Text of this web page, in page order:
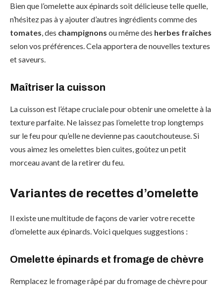
Bien que l’omelette aux épinards soit délicieuse telle quelle,
n’hésitez pas à y ajouter d’autres ingrédients comme des
tomates, des champignons ou même des herbes fraîches
selon vos préférences. Cela apportera de nouvelles textures
et saveurs.
Maîtriser la cuisson
La cuisson est l’étape cruciale pour obtenir une omelette à la
texture parfaite. Ne laissez pas l’omelette trop longtemps
sur le feu pour qu’elle ne devienne pas caoutchouteuse. Si
vous aimez les omelettes bien cuites, goûtez un petit
morceau avant de la retirer du feu.
Variantes de recettes d’omelette
Il existe une multitude de façons de varier votre recette
d’omelette aux épinards. Voici quelques suggestions :
Omelette épinards et fromage de chèvre
Remplacez le fromage râpé par du fromage de chèvre pour